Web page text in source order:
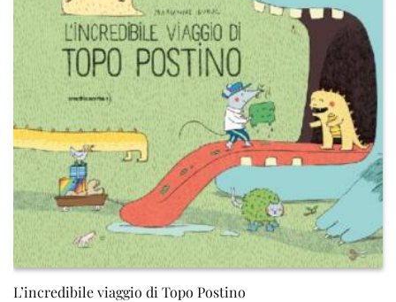
L’incredibile viaggio di Topo Postino